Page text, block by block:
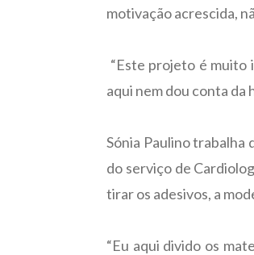
motivação acrescida,
“Este projeto é
aqui nem dou conta da
Sónia Paulino trabalha
do serviço de
tirar os adesivos, a
“Eu aqui divido os